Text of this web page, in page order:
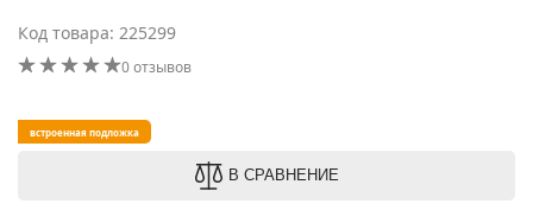
Код товара: 225299
0 отзывов
встроенная подложка
В СРАВНЕНИЕ